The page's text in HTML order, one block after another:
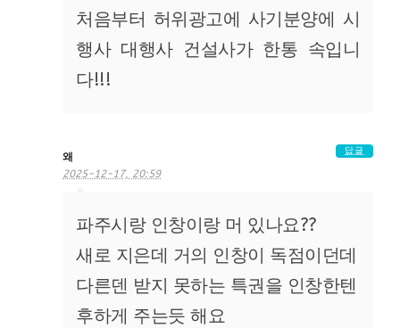
처음부터 허위광고에 사기분양에 시
행사 대행사 건설사가 한통 속입니
다!!!
왜
2025-12-17, 20:59
파주시랑 인창이랑 머 있나요??
새로 지은데 거의 인창이 독점이던데
다른덴 받지 못하는 특권을 인창한텐
후하게 주는듯 해요
답글